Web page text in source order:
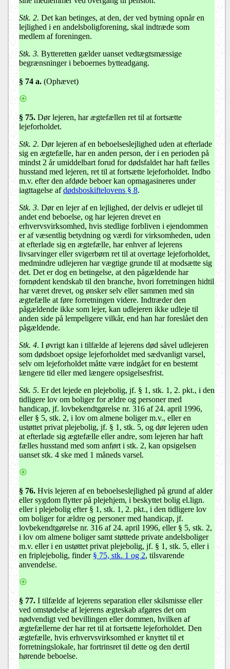
Stk. 2. Det kan betinges, at den, der ved bytning opnår en
lejlighed i en andelsboligforening, skal indtræde som
medlem af foreningen.
Stk. 3. Bytteretten gælder uanset vedtægtsmæssige
begrænsninger i beboernes bytteadgang.
§ 74 a. (Ophævet)
§ 75. Dør lejeren, har ægtefællen ret til at fortsætte
lejeforholdet.
Stk. 2. Dør lejeren af en beboelseslejlighed uden at efterlade
sig en ægtefælle, har en anden person, der i en perioden på
mindst 2 år umiddelbart forud for dødsfaldet har haft fælles
husstand med lejeren, ret til at fortsætte lejeforholdet. Indbo
m.v. efter den afdøde beboer kan opmagasineres under
iagttagelse afdødsboskiftelovens § 8.
Stk. 3. Dør en lejeraf en lejlighed, der delvis er udlejet til
andet end beboelse, og har lejeren drevet en
erhvervsvirksomhed, hvis stedlige forbliven i ejendommen
er af væsentlig betydning og værdi for virksomheden, uden
at efterlade sig en ægtefælle, har enhver af lejerens
livsarvinger eller svigerbørn ret til at overtage lejeforholdet,
medmindre udlejeren har vægtige grunde til at modsætte sig
det. Det er dog en betingelse, at den pågældende har
fornødent kendskab til den branche, hvori forretningen hidtil
har været drevet, og ønsker selv eller sammen med sin
ægtefælle at føre forretningen videre. Indtræder den
pågældende ikke som lejer, kan udlejeren ikke udleje til
anden side på lempeligere vilkår, end han har foreslået den
pågældende.
Stk. 4. I øvrigt kan i tilfælde af lejerens død såvel udlejeren
som dødsboet opsige lejeforholdet med sædvanligt varsel,
selv om lejeforholdet måtte være indgået for en bestemt
længere tid eller med længere opsigelsesfrist.
Stk. 5. Er det lejede en plejebolig, jf. § 1, stk. 1, 2. pkt., i den
tidligere lov om boliger for ældre og personer med
handicap, jf. lovbekendtgørelse nr. 316 af 24. april 1996,
eller § 5, stk. 2, i lov om almene boliger m.v., eller en
ustøttet privat plejebolig, jf. § 1, stk. 5, og dør lejeren uden
at efterlade sig ægtefælle eller andre, som lejeren har haft
fælles husstand med som anført i stk. 2, kan opsigelsen
uanset stk. 4 ske med 1 måneds varsel.
§ 76. Hvis lejeren af en beboelseslejlighed på grund af alder
eller sygdom flytter på plejehjem, i beskyttet bolig el.lign.
eller i plejebolig efter § 1, stk. 1, 2. pkt., i den tidligere lov
om boliger for ældre og personer med handicap, jf.
lovbekendtgørelse nr. 316 af 24. april 1996, eller § 5, stk. 2,
i lov om almene boliger samt støttede private andelsboliger
m.v. eller i en ustøttet privat plejebolig, jf. § 1, stk. 5, eller i
en friplejebolig, finder § 75, stk. 1 og 2, tilsvarende
anvendelse.
§ 77. I tilfælde af lejerens separation eller skilsmisse eller
ved omstødelse af lejerens ægteskab afgøres det om
nødvendigt ved bevillingen eller dommen, hvilken af
ægtefællerne der har ret til at fortsætte lejeforholdet. Den
ægtefælle, hvis erhvervsvirksomhed er knyttet til et
forretningslokale, har fortrinsret til dette og den dertil
hørende beboelse.